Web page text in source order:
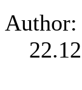
Author: